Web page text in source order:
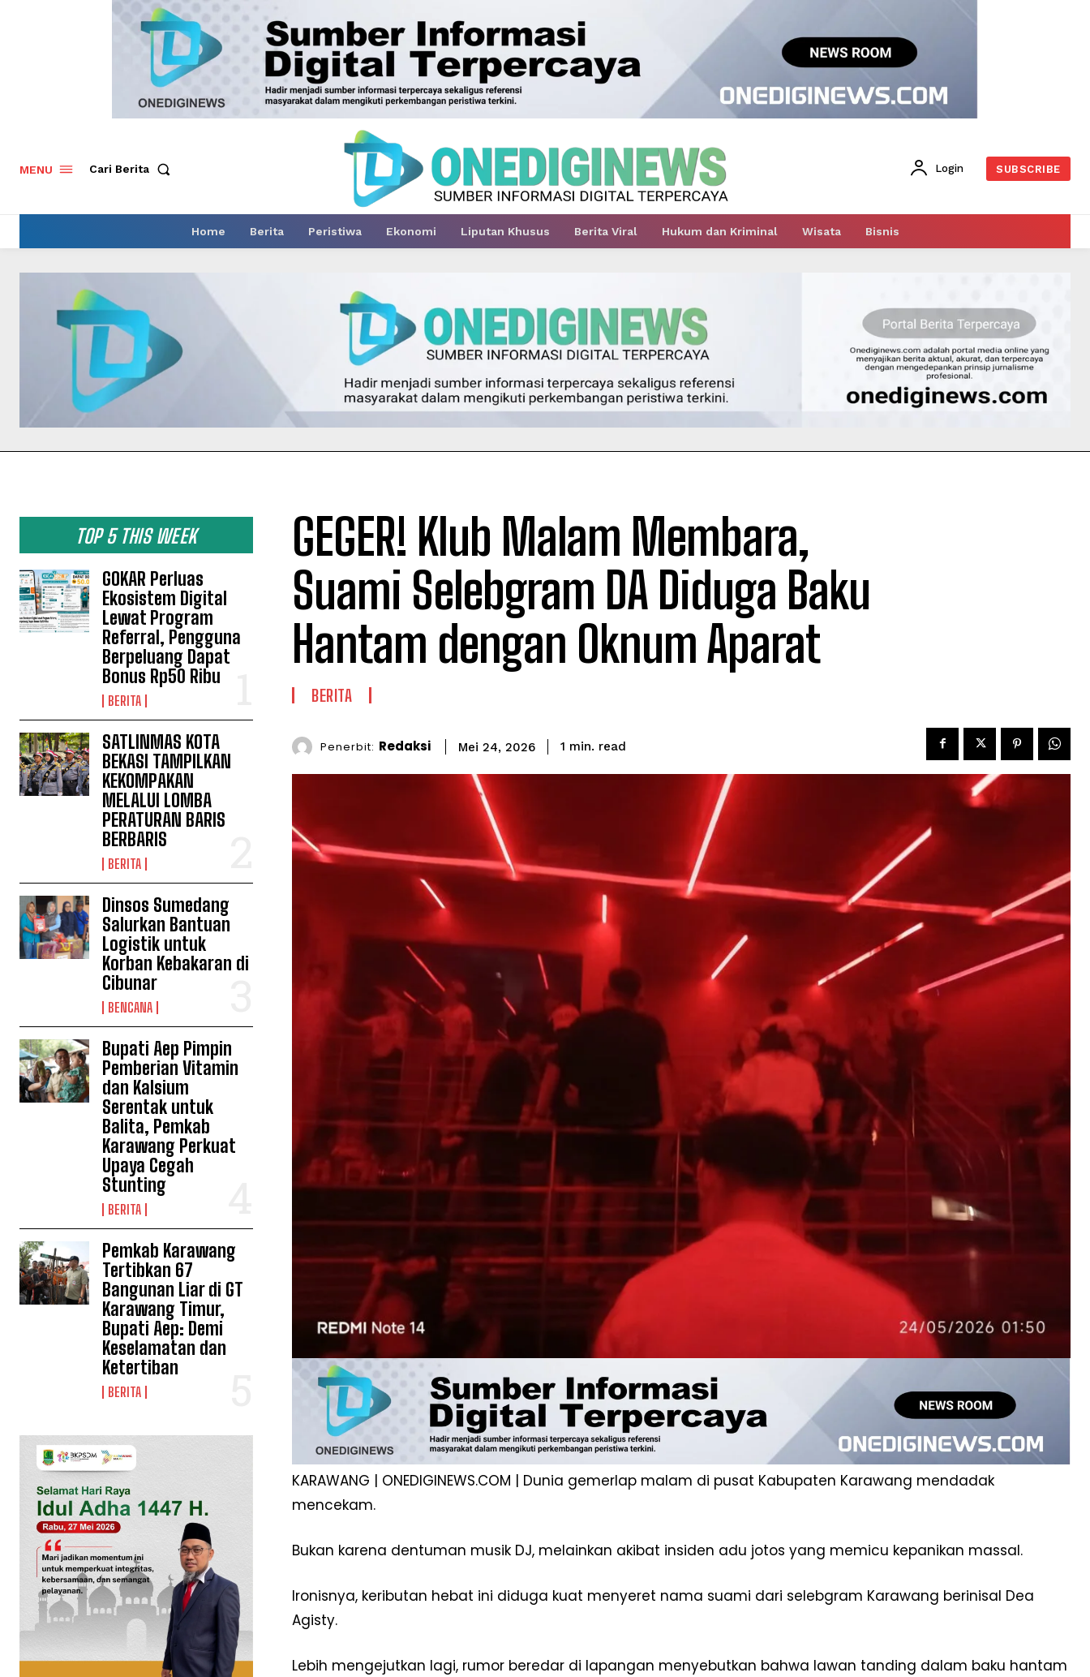
MENU Cari Berita Login SUBSCRIBE
Home Berita Peristiwa Ekonomi Liputan Khusus Berita Viral Hukum dan Kriminal Wisata Bisnis
TOP 5 THIS WEEK
GOKAR Perluas
Ekosistem Digital
Lewat Program
Referral, Pengguna
Berpeluang Dapat
Bonus Rp50 Ribu
BERITA
SATLINMAS KOTA
BEKASI TAMPILKAN
KEKOMPAKAN
MELALUI LOMBA
PERATURAN BARIS
BERBARIS
BERITA
Dinsos Sumedang
Salurkan Bantuan
Logistik untuk
Korban Kebakaran di
Cibunar
BENCANA
Bupati Aep Pimpin
Pemberian Vitamin
dan Kalsium
Serentak untuk
Balita, Pemkab
Karawang Perkuat
Upaya Cegah
Stunting
BERITA
Pemkab Karawang
Tertibkan 67
Bangunan Liar di GT
Karawang Timur,
Bupati Aep: Demi
Keselamatan dan
Ketertiban
BERITA
GEGER! Klub Malam Membara,
Suami Selebgram DA Diduga Baku
Hantam dengan Oknum Aparat
BERITA
Penerbit: Redaksi Mei 24, 2026 1 min. read
KARAWANG | ONEDIGINEWS.COM | Dunia gemerlap malam di pusat Kabupaten Karawang mendadak
mencekam.
Bukan karena dentuman musik DJ, melainkan akibat insiden adu jotos yang memicu kepanikan massal.
Ironisnya, keributan hebat ini diduga kuat menyeret nama suami dari selebgram Karawang berinisal Dea
Agisty.
Lebih mengejutkan lagi, rumor beredar di lapangan menyebutkan bahwa lawan tanding dalam baku hantam